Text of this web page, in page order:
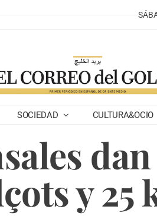
SOCIEDAD CULTURA&OCIO
y 25